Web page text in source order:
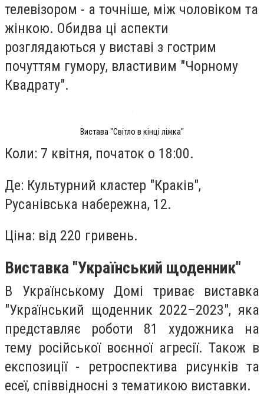
телевізором - а точніше, між чоловіком та
жінкою. Обидва ці аспекти
розглядаються у виставі з гострим
почуттям гумору, властивим "Чорному
Квадрату".
Вистава "Світло в кінці ліжка"
Коли: 7 квітня, початок о 18:00.
Де: Культурний кластер "Краків",
Русанівська набережна, 12.
Ціна: від 220 гривень.
Виставка "Український щоденник"
В Українському Домі триває виставка
"Український щоденник 2022–2023", яка
представляє роботи 81 художника на
тему російської воєнної агресії. Також в
експозиції - ретроспектива рисунків та
есеї, співвідносні з тематикою виставки.